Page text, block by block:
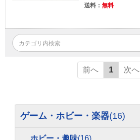
送料： 無料
前へ 1 次へ
ゲーム・ホビー・楽器(16)
ホビー・趣味(16)